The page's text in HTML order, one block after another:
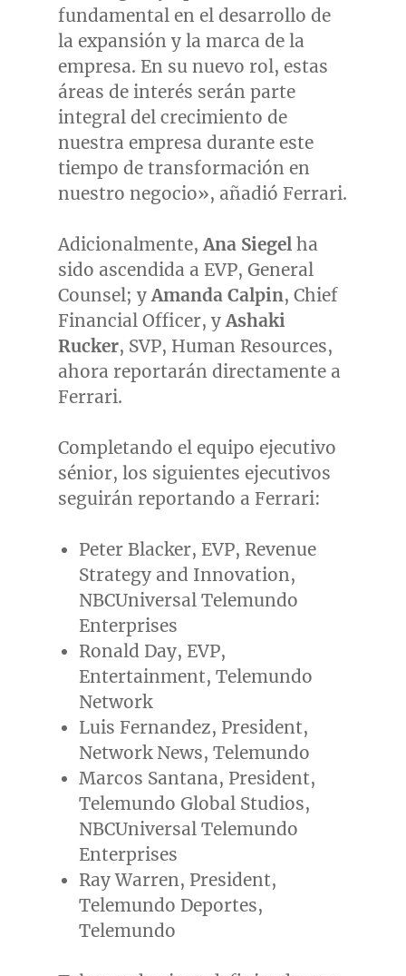
fundamental en el desarrollo de
la expansión y la marca de la
empresa. En su nuevo rol, estas
áreas de interés serán parte
integral del crecimiento de
nuestra empresa durante este
tiempo de transformación en
nuestro negocio», añadió Ferrari.
Adicionalmente, Ana Siegelha
sido ascendida a EVP, General
Counsel; y Amanda Calpin, Chief
Financial Officer, y Ashaki
Rucker, SVP, Human Resources,
ahora reportarán directamente a
Ferrari.
Completando el equipo ejecutivo
sénior, los siguientes ejecutivos
seguirán reportando a Ferrari:
Peter Blacker, EVP, Revenue
Strategy and Innovation,
NBCUniversal Telemundo
Enterprises
Ronald Day, EVP,
Entertainment, Telemundo
Network
Luis Fernandez, President,
Network News, Telemundo
Marcos Santana, President,
Telemundo Global Studios,
NBCUniversal Telemundo
Enterprises
Ray Warren, President,
Telemundo Deportes,
Telemundo